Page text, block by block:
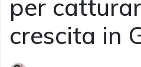
per
crescita in